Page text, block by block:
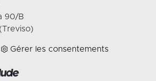
90/B
Gérer les consentements